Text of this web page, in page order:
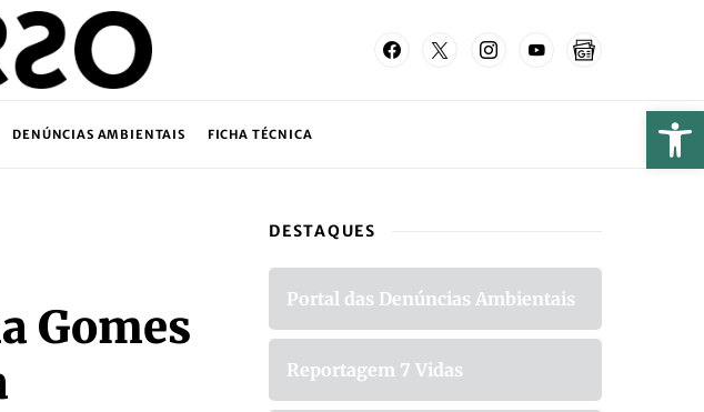
DENÚNCIAS AMBIENTAIS FICHA TÉCNICA
Gomes
DESTAQUES
Portal das Denúncias Ambientais
Reportagem 7 Vidas